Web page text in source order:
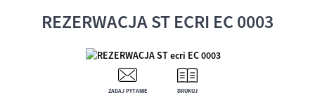
REZERWACJA ST ECRI EC 0003
ZADAJ PYTANIE DRUKUJ